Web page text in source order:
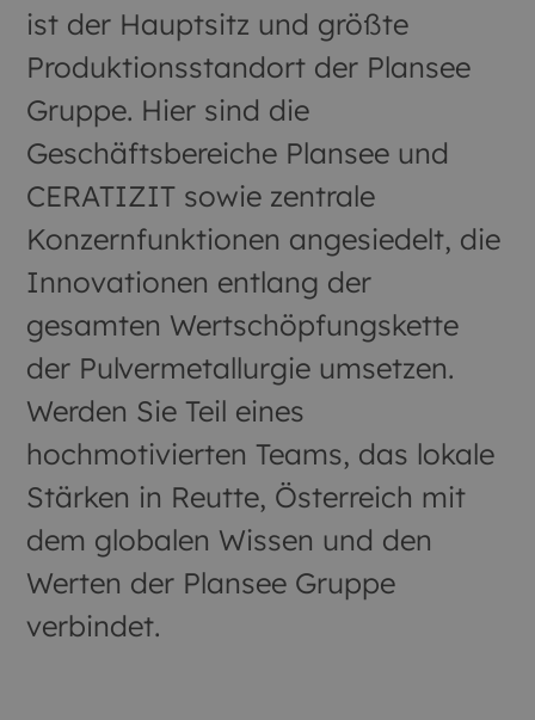
ist der Hauptsitz und größte
Produktionsstandort der Plansee
Gruppe. Hier sind die
Geschäftsbereiche Plansee und
CERATIZIT sowie zentrale
Konzernfunktionen angesiedelt, die
Innovationen entlang der
gesamten Wertschöpfungskette
der Pulvermetallurgie umsetzen.
Werden Sie Teil eines
hochmotivierten Teams, das lokale
Stärken in Reutte, Österreich mit
dem globalen Wissen und den
Werten der Plansee Gruppe
verbindet.